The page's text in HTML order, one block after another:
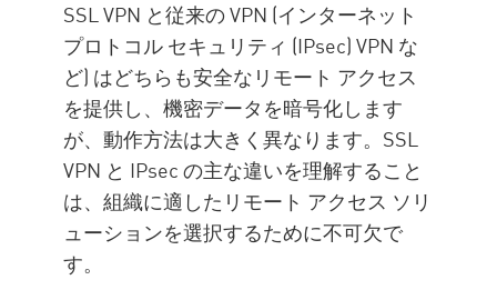
SSL VPN と従来の VPN (インターネット
プロトコル セキュリティ (IPsec) VPN な
ど) はどちらも安全なリモート アクセス
を提供し、機密データを暗号化します
が、動作方法は大きく異なります。SSL
VPN と IPsec の主な違いを理解すること
は、組織に適したリモート アクセス ソリ
ューションを選択するために不可欠で
す。